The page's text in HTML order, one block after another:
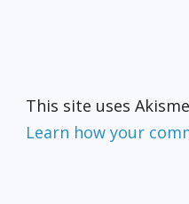
This site uses
Learn how your